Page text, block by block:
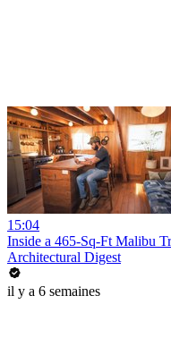
15:04
Inside a 465-Sq-Ft Malibu
Architectural Digest
il y a 6 semaines